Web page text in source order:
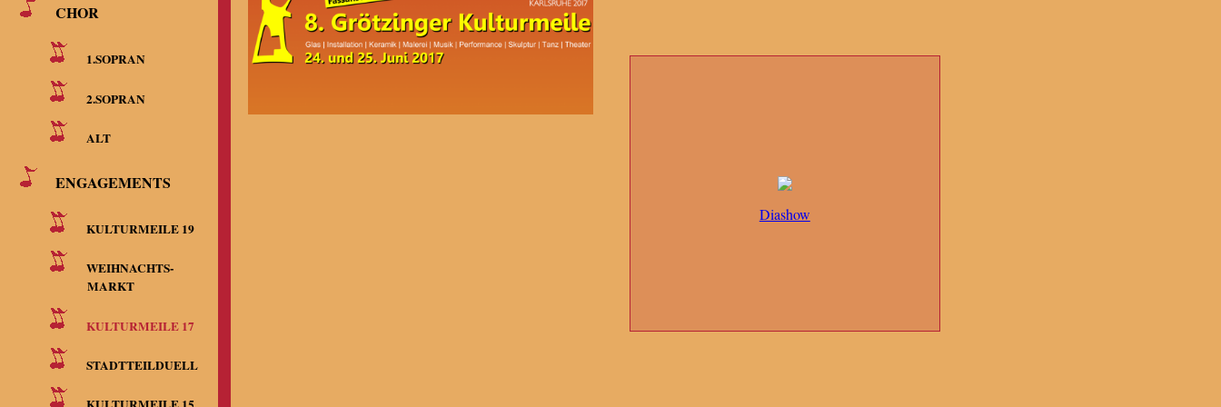
CHOR
1.SOPRAN
2.SOPRAN
ALT
ENGAGEMENTS
KULTURMEILE 19
WEIHNACHTS-
MARKT
KULTURMEILE 17
STADTTEILDUELL
Diashow